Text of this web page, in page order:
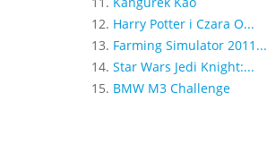
12. Harry Potter i Czara O...
13. Farming Simulator 2011...
14. Star Wars Jedi Knight:...
15. BMW M3 Challenge